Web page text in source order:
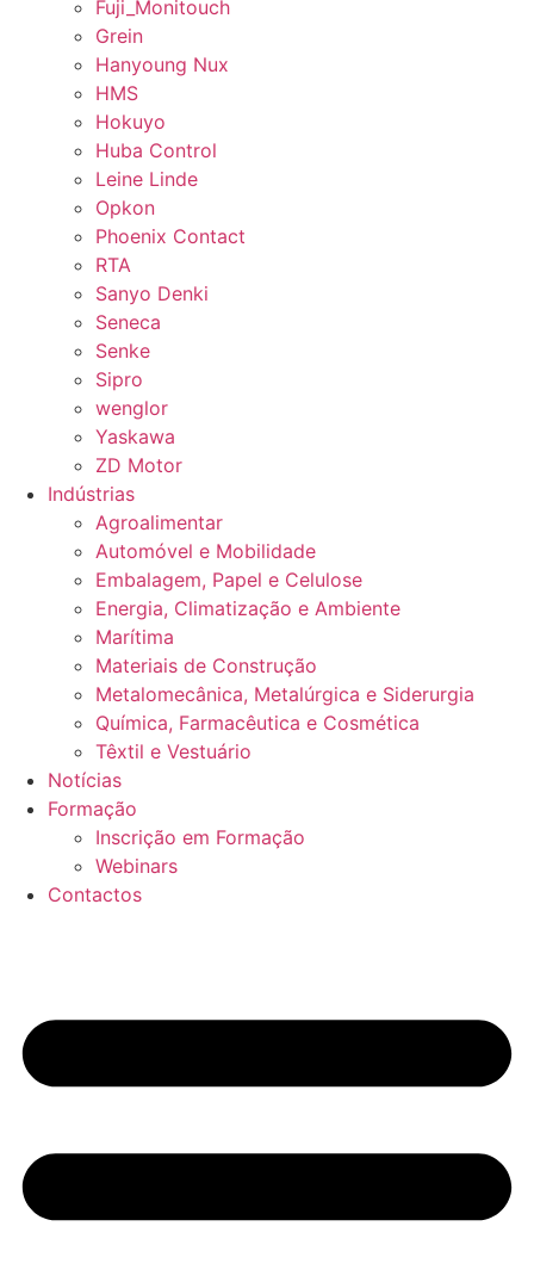
Fuji_Monitouch
Grein
Hanyoung Nux
HMS
Hokuyo
Huba Control
Leine Linde
Opkon
Phoenix Contact
RTA
Sanyo Denki
Seneca
Senke
Sipro
wenglor
Yaskawa
ZD Motor
Indústrias
Agroalimentar
Automóvel e Mobilidade
Embalagem, Papel e Celulose
Energia, Climatização e Ambiente
Marítima
Materiais de Construção
Metalomecânica, Metalúrgica e Siderurgia
Química, Farmacêutica e Cosmética
Têxtil e Vestuário
Notícias
Formação
Inscrição em Formação
Webinars
Contactos